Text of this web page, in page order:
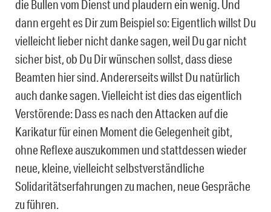
die Bullen vom Dienst und plaudern ein wenig. Und
dann ergeht es Dir zum Beispiel so: Eigentlich willst Du
vielleicht lieber nicht danke sagen, weil Du gar nicht
sicher bist, ob Du Dir wünschen sollst, dass diese
Beamten hier sind. Andererseits willst Du natürlich
auch danke sagen. Vielleicht ist dies das eigentlich
Verstörende: Dass es nach den Attacken auf die
Karikatur für einen Moment die Gelegenheit gibt,
ohne Reflexe auszukommen und stattdessen wieder
neue, kleine, vielleicht selbstverständliche
Solidaritätserfahrungen zu machen, neue Gespräche
zu führen.